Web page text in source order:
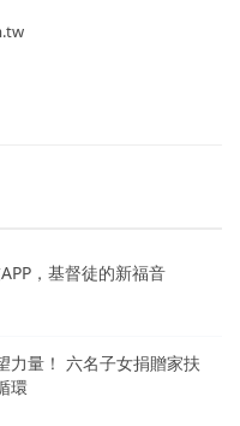
，基督徒的新福音
力量！ 六名子女捐贈家扶
環